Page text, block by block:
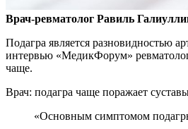
Врач-ревматолог Равиль
Подагра является разновидностью
интервью «МедикФорум»
чаще.
Врач: подагра чаще поражает
«Основным симптомом